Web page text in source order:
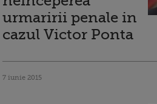
urmaririi penale in
cazul Victor Ponta
7 iunie 2015